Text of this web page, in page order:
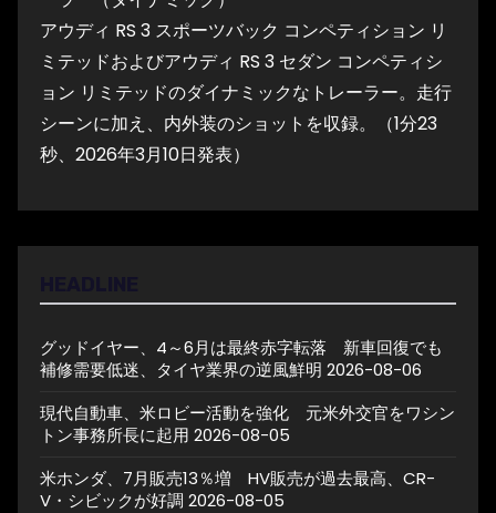
アウディ RS 3 スポーツバック コンペティション リ
ミテッドおよびアウディ RS 3 セダン コンペティシ
ョン リミテッドのダイナミックなトレーラー。走行
シーンに加え、内外装のショットを収録。（1分23
秒、2026年3月10日発表）
グッドイヤー、4～6月は最終赤字転落 新車回復でも
補修需要低迷、タイヤ業界の逆風鮮明 2026-08-06
現代自動車、米ロビー活動を強化 元米外交官をワシン
トン事務所長に起用 2026-08-05
米ホンダ、7月販売13％増 HV販売が過去最高、CR-
V・シビックが好調 2026-08-05